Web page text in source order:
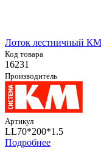
Лоток лестничный
Код товара
16231
Производитель
Артикул
LL70*200*1.5
Подробнее